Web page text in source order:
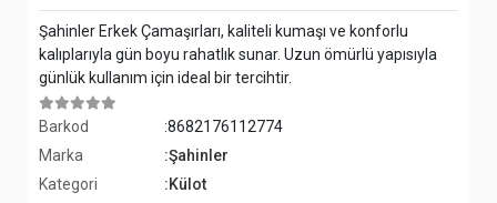
Şahinler Erkek Çamaşırları, kaliteli kumaşı ve konforlu
kalıplarıyla gün boyu rahatlık sunar. Uzun ömürlü yapısıyla
günlük kullanım için ideal bir tercihtir.
Barkod
:8682176112774
Marka
:Şahinler
Kategori
:Külot